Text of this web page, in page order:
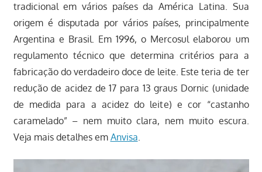
tradicional em vários países da América Latina. Sua
origem é disputada por vários países, principalmente
Argentina e Brasil. Em 1996, o Mercosul elaborou um
regulamento técnico que determina critérios para a
fabricação do verdadeiro doce de leite. Este teria de ter
redução de acidez de 17 para 13 graus Dornic (unidade
de medida para a acidez do leite) e cor “castanho
caramelado” – nem muito clara, nem muito escura.
Veja mais detalhes em Anvisa.